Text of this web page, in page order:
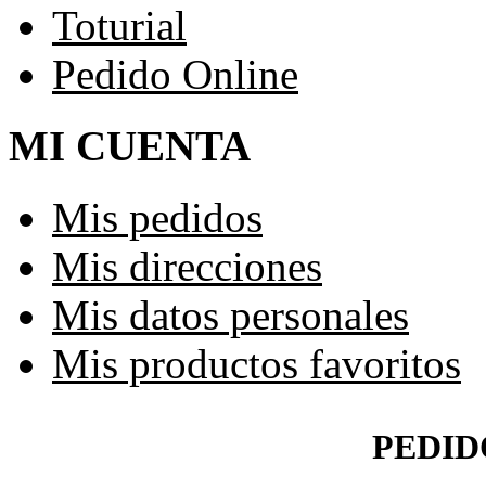
Toturial
Pedido Online
MI CUENTA
Mis pedidos
Mis direcciones
Mis datos personales
Mis productos favoritos